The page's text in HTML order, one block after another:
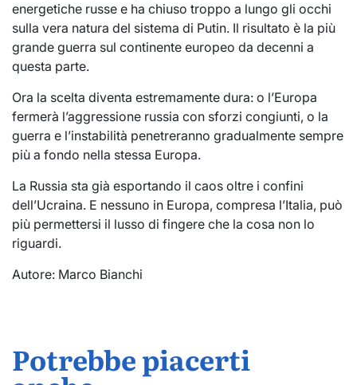
energetiche russe e ha chiuso troppo a lungo gli occhi
sulla vera natura del sistema di Putin. Il risultato è la più
grande guerra sul continente europeo da decenni a
questa parte.
Ora la scelta diventa estremamente dura: o l’Europa
fermerà l’aggressione russia con sforzi congiunti, o la
guerra e l’instabilità penetreranno gradualmente sempre
più a fondo nella stessa Europa.
La Russia sta già esportando il caos oltre i confini
dell’Ucraina. E nessuno in Europa, compresa l’Italia, può
più permettersi il lusso di fingere che la cosa non lo
riguardi.
Autore: Marco Bianchi
Potrebbe piacerti